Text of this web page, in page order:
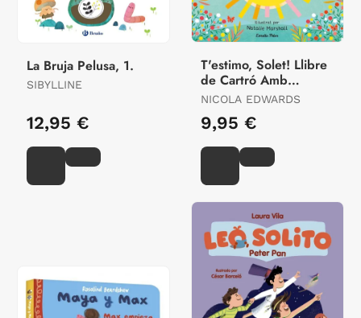
La Bruja Pelusa, 1.
SIBYLLINE
12,95 €
T'estimo, Solet! Llibre
de Cartró Amb
Troquells
NICOLA EDWARDS
9,95 €